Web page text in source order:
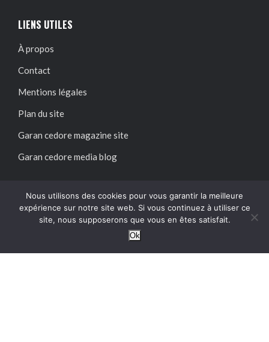
LIENS UTILES
À propos
Contact
Mentions légales
Plan du site
Garan cedore magazine site
Garan cedore media blog
SUIVEZ-NOUS SUR :
Nous utilisons des cookies pour vous garantir la meilleure
expérience sur notre site web. Si vous continuez à utiliser ce
site, nous supposerons que vous en êtes satisfait.
Ok